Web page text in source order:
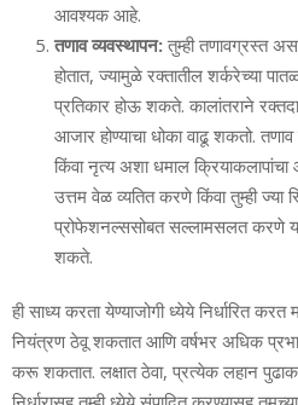
आवश्‍यक आहे.
तणाव व्‍यवस्‍थापन: तुम्‍ही तणावग्रस्‍त
होतात, ज्‍यामुळे रक्‍तातील शर्करेच्‍या
प्रतिकार होऊ शकते. कालांतराने
आजार होण्‍याचा धोका वाढू शकतो.
किंवा नृत्‍य अशा धमाल
उत्तम वेळ व्‍यतित करणे किंवा तुम्‍ही ज्‍या
प्रोफेशनल्‍ससोबत सल्‍लामसलत करणे
शकते.
ही साध्‍य करता येण्‍याजोगी ध्‍येये निर्धारित करत
नियंत्रण ठेवू शकतात आणि वर्षभर अधिक
करू शकतात. लक्षात ठेवा, प्रत्‍येक लहान